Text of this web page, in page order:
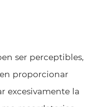
ser perceptibles,
proporcionar
excesivamente la